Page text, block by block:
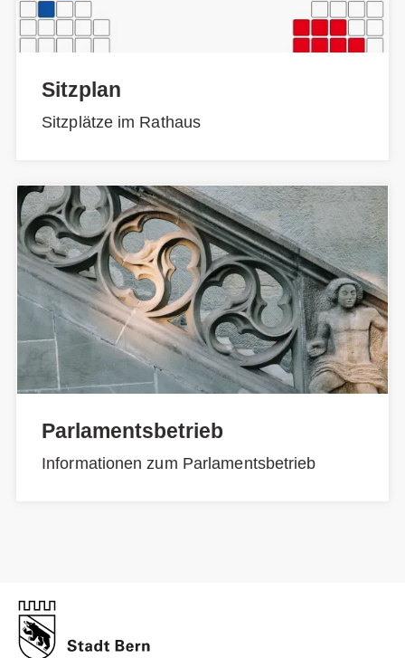
Sitzplan
Sitzplätze im Rathaus
Parlamentsbetrieb
Informationen zum Parlamentsbetrieb